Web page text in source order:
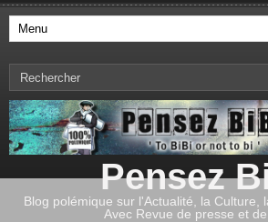
Pensez
Blog polémique sur l'Actualité, la Culture,
Avec Revue de presse et de